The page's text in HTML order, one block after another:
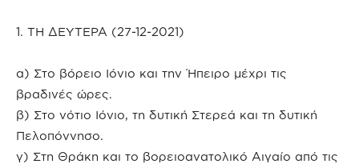
1. ΤΗ ΔΕΥΤΕΡΑ (27-12-2021)
α) Στο βόρειο Ιόνιο και την Ήπειρο μέχρι τις
βραδινές ώρες.
β) Στο νότιο Ιόνιο, τη δυτική Στερεά και τη δυτική
Πελοπόννησο.
γ) Στη Θράκη και το βορειοανατολικό Αιγαίο από τις